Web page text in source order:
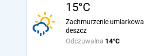
15°C
Odczuwalna 14°C
Zachmurzenie
deszcz